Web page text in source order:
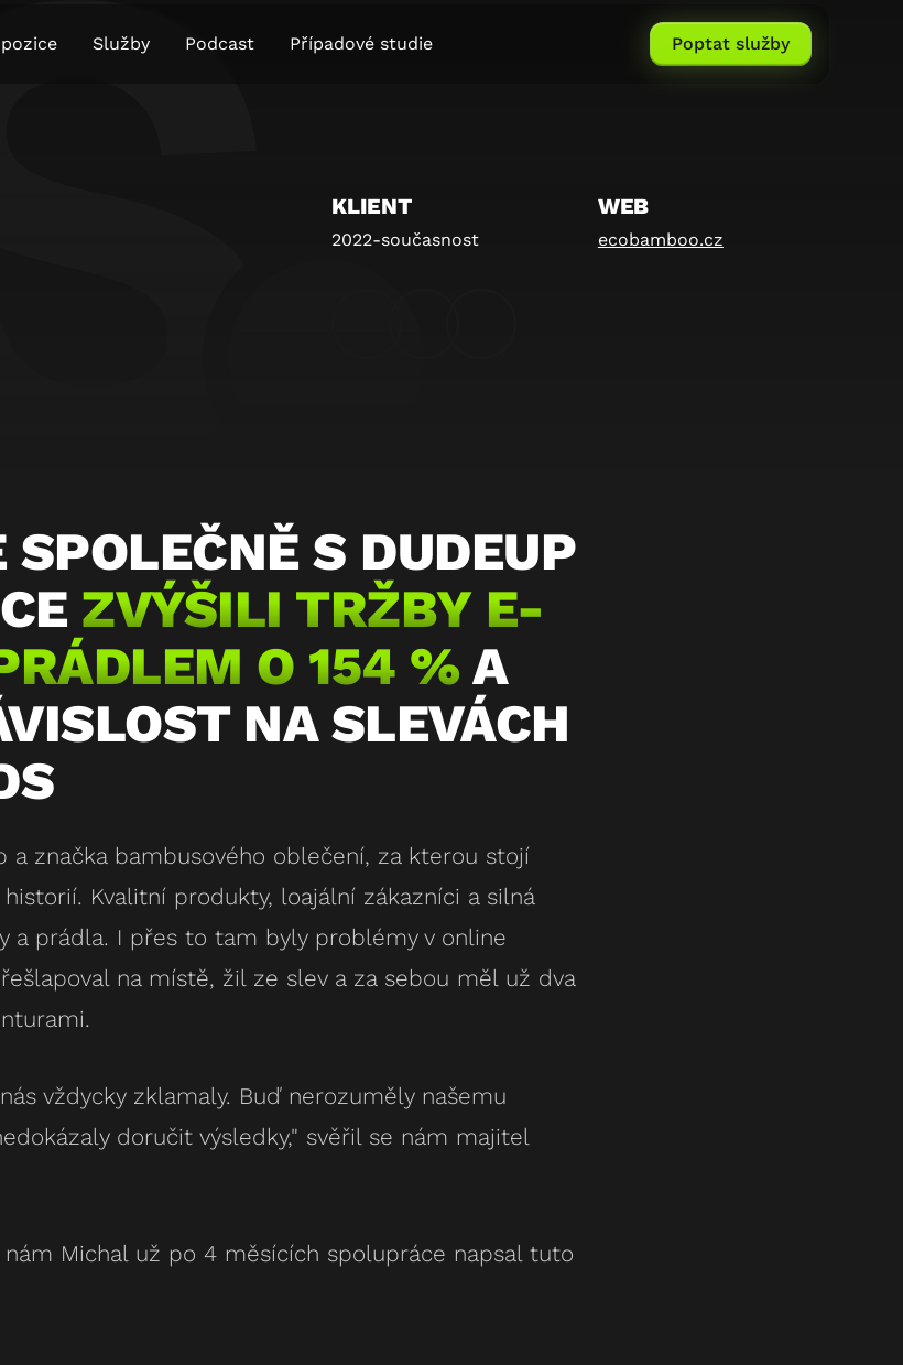
Služby Podcast Případové studie Poptat služby
KLIENT
2022-současnost
WEB
ecobamboo.cz
S DUDEUP
ZVÝŠILI TRŽBY E-
O 154 % A
NA SLEVÁCH
a značka bambusového oblečení, za kterou stojí
Kvalitní produkty, loajální zákazníci a silná
a prádla. I přes to tam byly problémy v online
na místě, žil ze slev a za sebou měl už dva
vždycky zklamaly. Buď nerozuměly našemu
doručit výsledky," svěřil se nám majitel
Michal už po 4 měsících spolupráce napsal tuto